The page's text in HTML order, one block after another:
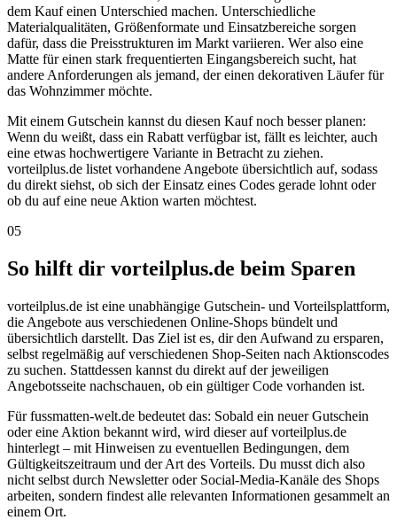
dem Kauf einen Unterschied machen. Unterschiedliche
Materialqualitäten, Größenformate und Einsatzbereiche sorgen
dafür, dass die Preisstrukturen im Markt variieren. Wer also eine
Matte für einen stark frequentierten Eingangsbereich sucht, hat
andere Anforderungen als jemand, der einen dekorativen Läufer für
das Wohnzimmer möchte.
Mit einem Gutschein kannst du diesen Kauf noch besser planen:
Wenn du weißt, dass ein Rabatt verfügbar ist, fällt es leichter, auch
eine etwas hochwertigere Variante in Betracht zu ziehen.
vorteilplus.de listet vorhandene Angebote übersichtlich auf, sodass
du direkt siehst, ob sich der Einsatz eines Codes gerade lohnt oder
ob du auf eine neue Aktion warten möchtest.
05
So hilft dir vorteilplus.de beim Sparen
vorteilplus.de ist eine unabhängige Gutschein- und Vorteilsplattform,
die Angebote aus verschiedenen Online-Shops bündelt und
übersichtlich darstellt. Das Ziel ist es, dir den Aufwand zu ersparen,
selbst regelmäßig auf verschiedenen Shop-Seiten nach Aktionscodes
zu suchen. Stattdessen kannst du direkt auf der jeweiligen
Angebotsseite nachschauen, ob ein gültiger Code vorhanden ist.
Für fussmatten-welt.de bedeutet das: Sobald ein neuer Gutschein
oder eine Aktion bekannt wird, wird dieser auf vorteilplus.de
hinterlegt – mit Hinweisen zu eventuellen Bedingungen, dem
Gültigkeitszeitraum und der Art des Vorteils. Du musst dich also
nicht selbst durch Newsletter oder Social-Media-Kanäle des Shops
arbeiten, sondern findest alle relevanten Informationen gesammelt an
einem Ort.